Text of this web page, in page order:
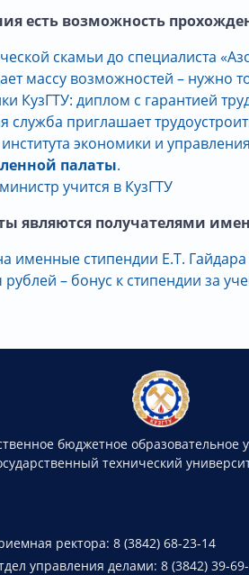
есть возможность
скамьи до специалиста
массу возможностей – нужно
КузГТУ: диплом с гарантией
служба приглашает
экономики и
палаты.
учится в КузГТУ
являются получателями
именные стипендии Е.Т.
рублей – бонус к стипендии за
бюджетное
технический
ректора: 8 (3842) 68-23-14
управления делами: 8 (3842) 39-